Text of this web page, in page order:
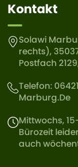
Kontakt
Solawi
rechts),
Postfach
Telefon:
Marburg.de
Mittwochs,
Bürozeit
auch